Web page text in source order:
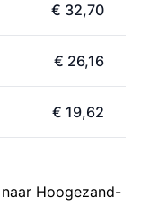
€ 32,70
€ 26,16
€ 19,62
Hoogezand-